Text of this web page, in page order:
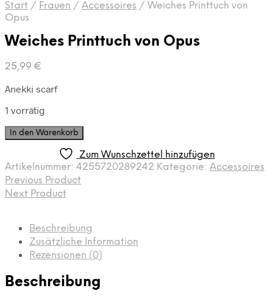
Start / Frauen / Accessoires / Weiches Printtuch von
Opus
Weiches Printtuch von Opus
25,99 €
Anekki scarf
1 vorrätig
Weiches
Printtuch
Opus
Menge
In den Warenkorb
Zum Wunschzettel hinzufügen
Artikelnummer: 4255720289242 Kategorie: Accessoires
Previous Product
Next Product
Beschreibung
Zusätzliche Information
Rezensionen (0)
Beschreibung